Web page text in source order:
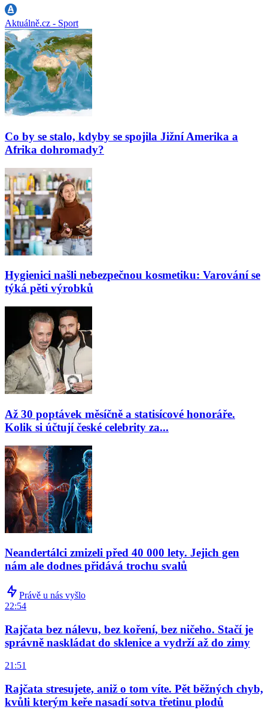
Aktuálně.cz - Sport
Co by se stalo, kdyby se spojila Jižní Amerika a
Afrika dohromady?
Hygienici našli nebezpečnou kosmetiku: Varování se
týká pěti výrobků
Až 30 poptávek měsíčně a statisícové honoráře.
Kolik si účtují české celebrity za...
Neandertálci zmizeli před 40 000 lety. Jejich gen
nám ale dodnes přidává trochu svalů
Právě u nás vyšlo
22:54
Rajčata bez nálevu, bez koření, bez ničeho. Stačí je
správně naskládat do sklenice a vydrží až do zimy
21:51
Rajčata stresujete, aniž o tom víte. Pět běžných chyb,
kvůli kterým keře nasadí sotva třetinu plodů